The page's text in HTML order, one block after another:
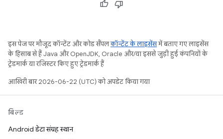
इस पेज पर मौजूद कॉन्टेंट और कोड सैंपलकॉन्टेंट के लाइसेंसमें बताए गए लाइसेंस
के हिसाब से हैं. Java और OpenJDK, Oracle और/या इससे जुड़ी हुई कंपनियों के
ट्रेडमार्क या रजिस्टर किए हुए ट्रेडमार्क हैं.
आखिरी बार 2026-06-22 (UTC) को अपडेट किया गया.
बिल्ड
Android डेटा संग्रह स्थान